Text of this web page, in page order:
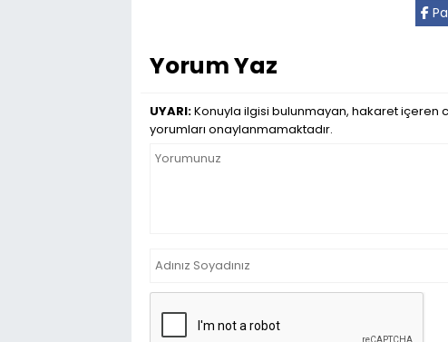
Yorum Yaz
UYARI:Konuyla ilgisi bulunmayan, hakaret içeren
yorumları onaylanmamaktadır.